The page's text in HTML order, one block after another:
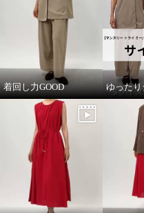
着回し力GOOD ゆったり